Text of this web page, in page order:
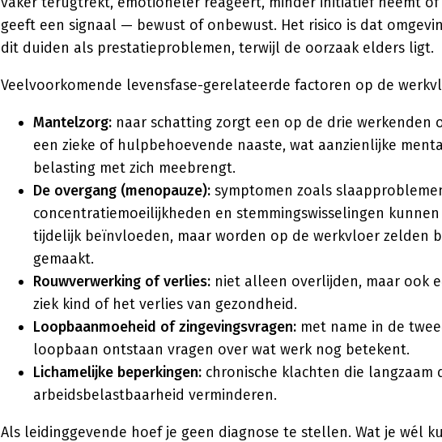
geeft een signaal — bewust of onbewust. Het risico is dat
dit duiden als prestatieproblemen, terwijl de oorzaak elders ligt.
Veelvoorkomende levensfase-gerelateerde factoren op de
Mantelzorg: naar schatting zorgt een op de drie werkenden
een zieke of hulpbehoevende naaste, wat aanzienlijke
belasting met zich meebrengt.
De overgang (menopauze): symptomen zoals
concentratiemoeilijkheden en stemmingswisselingen
tijdelijk beïnvloeden, maar worden op de werkvloer zelden
gemaakt.
Rouwverwerking of verlies: niet alleen overlijden, maar ook
ziek kind of het verlies van gezondheid.
Loopbaanmoeheid of zingevingsvragen: met name in de
loopbaan ontstaan vragen over wat werk nog betekent.
Lichamelijke beperkingen: chronische klachten die langzaam
arbeidsbelastbaarheid verminderen.
Als leidinggevende hoef je geen diagnose te stellen. Wat je wél